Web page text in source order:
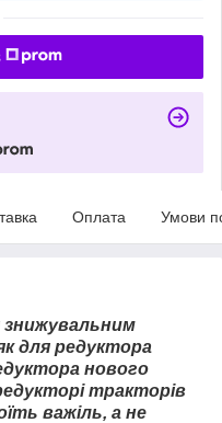
Оплата Умови
знижувальним
для редуктора
нового
тракторів
важіль, а не